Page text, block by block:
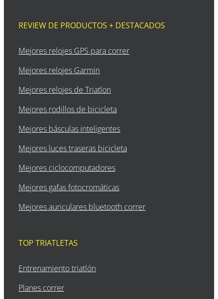
REVIEW DE PRODUCTOS + DESTACADOS
Mejores relojes GPS para correr
Mejores relojes Garmin
Mejores relojes de Triatlon
Mejores rodillos de bicicleta
Mejores básculas inteligentes
Mejores luces traseras bicicleta
Mejores ciclocomputadores
Mejores gafas fotocromáticas
Mejores auriculares bluetooth correr
TOP TRIATLETAS
Entrenamiento triatlón
Planes correr